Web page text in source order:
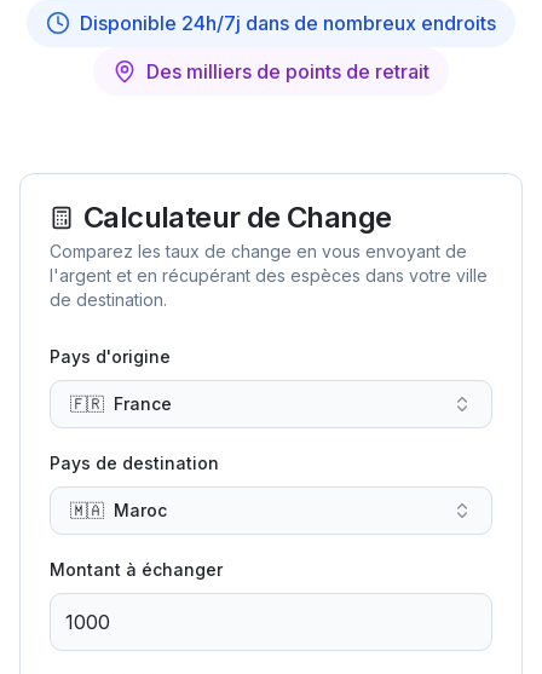
Disponible 24h/7j dans de nombreux endroits
Des milliers de points de retrait
Calculateur de Change
Comparez les taux de change en vous envoyant de
l'argent et en récupérant des espèces dans votre ville
de destination.
Pays d'origine
🇫🇷 France
Pays de destination
🇲🇦 Maroc
Montant à échanger